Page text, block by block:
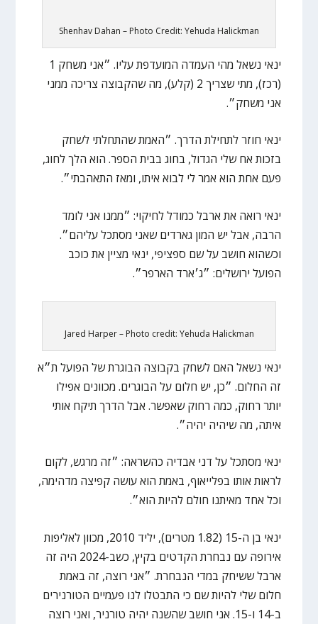
Shenhav Dahan – Photo Credit: Yehuda Halickman
ינאי נשאל מהי העמדה המועדפת עליו. ״אני משחק 1
(רכז), מתי שצריך 2 (קלע), מה שהקבוצה צריכה ממני
אני משחק״.
ינאי חוזר לתחילת הדרך. ״האמת שהתחלתי לשחק
בזכות אח שלי הגדול, בחוג בבית הספר. הוא הלך לחוג,
פעם אחת הוא אמר לי לבוא איתו, ומאז התאהבתי״.
ינאי רואה את ארבל כמודל לחיקוי: ״ממנו אני לומד
הרבה, אבל יש המון גארדים שאני מסתכל עליהם״.
וכשהוא חושב על שם ספציפי, ינאי מציין את כוכב
הפועל ירושלים: ״ג׳ארד הארפר״.
Jared Harper – Photo credit: Yehuda Halickman
ינאי נשאל האם לשחק בקבוצה הבוגרת של הפועל ת״א
זה החלום. ״כן, יש חלום על הבוגרים. מכוונים אפילו
יותר רחוק, כמה רחוק שאפשר. אבל הדרך תיקח אותי
איתה, מה שיהיה יהיה״.
ינאי מסתכל על דני אבדיה כהשראה: ״זה מרגש, לקום
לראות אותו בפלייאוף, באמת הוא עושה קפיצה מדהימה,
וכל אחד מאיתנו חולם להיות הוא״.
ינאי בן ה-15 (1.82 מטרים), יליד 2010, מכוון לאליפות
אירופה עם נבחרת הקדטים בקיץ, כשב-2024 היה זה
ארבל ששיחק במדי הנבחרת. ״אני רוצה, זה באמת
חלום שלי להיות שם כי התבטלו לנו פעמיים הטורנירים
ב-14 ו-15. אני חושב שהשנה יהיה טורניר, ואני רוצה